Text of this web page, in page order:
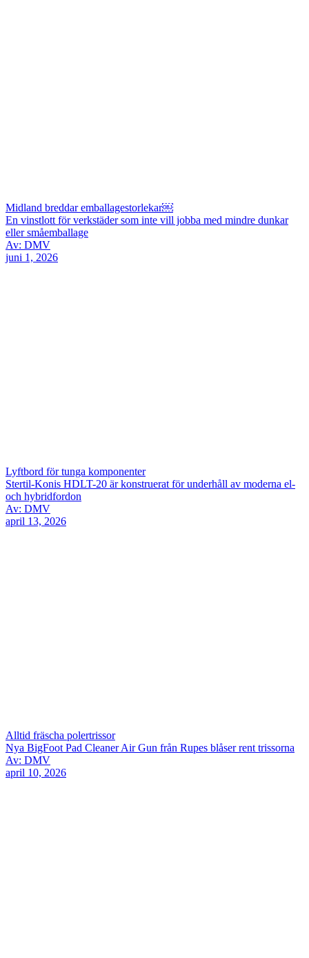
Midland breddar emballagestorlekar￼
En vinstlott för verkstäder som inte vill jobba med mindre dunkar
eller småemballage
Av: DMV
juni 1, 2026
Lyftbord för tunga komponenter
Stertil-Konis HDLT-20 är konstruerat för underhåll av moderna el-
och hybridfordon
Av: DMV
april 13, 2026
Alltid fräscha polertrissor
Nya BigFoot Pad Cleaner Air Gun från Rupes blåser rent trissorna
Av: DMV
april 10, 2026